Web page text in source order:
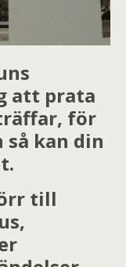
att prata
för
kan din
till